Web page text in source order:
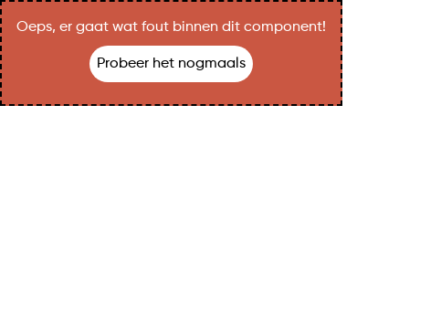
Oeps, er gaat wat fout binnen dit component!
Probeer het nogmaals